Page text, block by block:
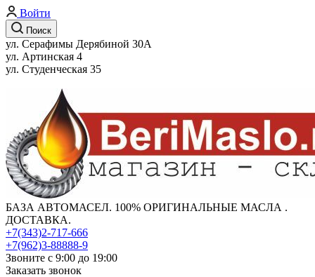
Войти
Поиск
ул. Серафимы Дерябиной 30А
ул. Артинская 4
ул. Студенческая 35
БАЗА АВТОМАСЕЛ. 100% ОРИГИНАЛЬНЫЕ МАСЛА .
ДОСТАВКА.
+7(343)2-717-666
+7(962)3-88888-9
Звоните с 9:00 до 19:00
Заказать звонок